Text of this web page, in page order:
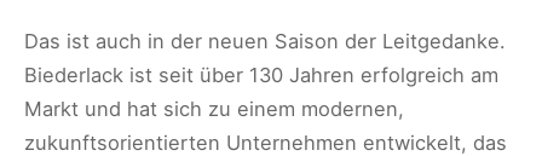
Das ist auch in der neuen Saison der Leitgedanke.
Biederlack ist seit über 130 Jahren erfolgreich am
Markt und hat sich zu einem modernen,
zukunftsorientierten Unternehmen entwickelt, das